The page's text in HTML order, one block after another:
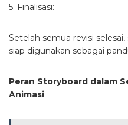
5. Finalisasi:
Setelah semua revisi
siap digunakan sebagai
Peran Storyboard dalam
Animasi